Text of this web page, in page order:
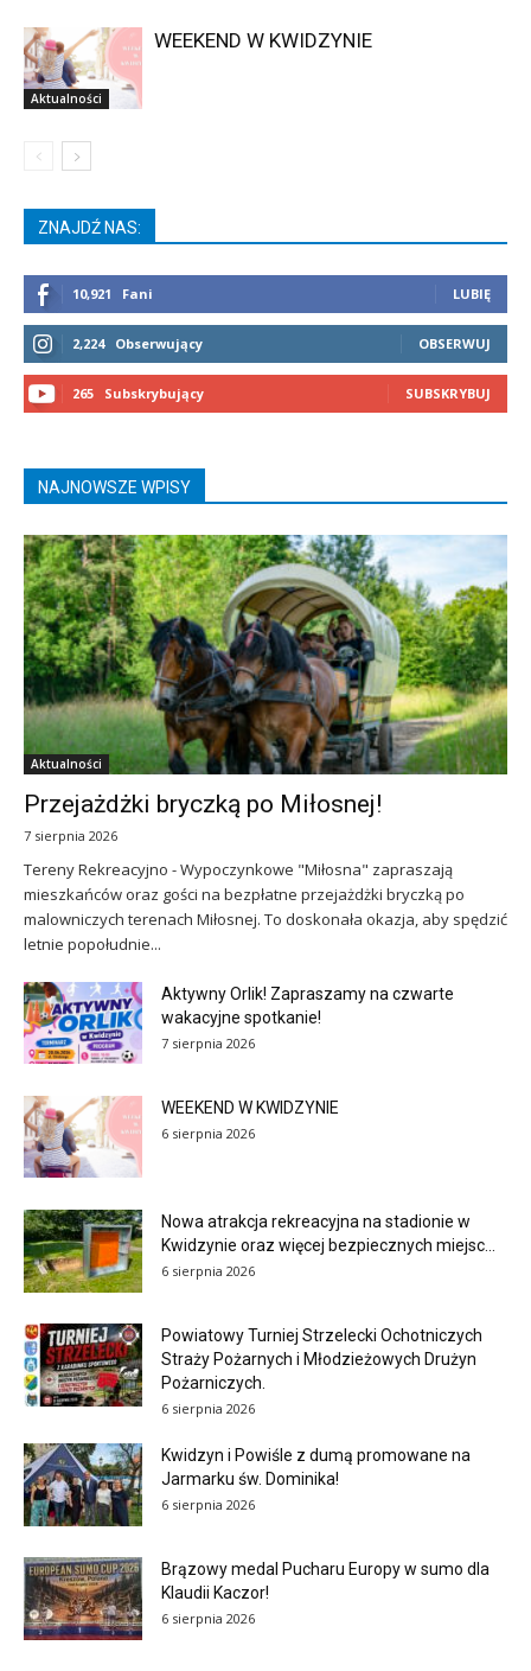
Aktualności
WEEKEND W KWIDZYNIE
ZNAJDŹ NAS:
10,921 Fani LUBIĘ
2,224 Obserwujący OBSERWUJ
265 Subskrybujący SUBSKRYBUJ
NAJNOWSZE WPISY
Aktualności
Przejażdżki bryczką po Miłosnej!
7 sierpnia 2026
Tereny Rekreacyjno - Wypoczynkowe "Miłosna" zapraszają
mieszkańców oraz gości na bezpłatne przejażdżki bryczką po
malowniczych terenach Miłosnej. To doskonała okazja, aby spędzić
letnie popołudnie...
Aktywny Orlik! Zapraszamy na czwarte
wakacyjne spotkanie!
7 sierpnia 2026
WEEKEND W KWIDZYNIE
6 sierpnia 2026
Nowa atrakcja rekreacyjna na stadionie w
Kwidzynie oraz więcej bezpiecznych miejsc...
6 sierpnia 2026
Powiatowy Turniej Strzelecki Ochotniczych
Straży Pożarnych i Młodzieżowych Drużyn
Pożarniczych.
6 sierpnia 2026
Kwidzyn i Powiśle z dumą promowane na
Jarmarku św. Dominika!
6 sierpnia 2026
Brązowy medal Pucharu Europy w sumo dla
Klaudii Kaczor!
6 sierpnia 2026